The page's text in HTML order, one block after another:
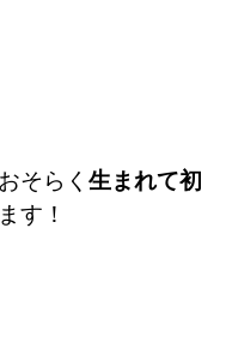
そらく 生まれて初
す！